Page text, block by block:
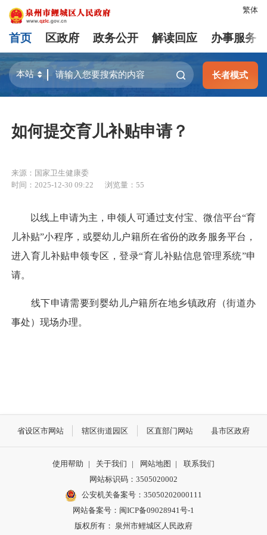
繁体
首页 区政府 政务公开 解读回应 办事服务
长者模式
如何提交育儿补贴申请？
来源：国家卫生健康委
时间：2025-12-30 09:22
浏览量： 55
以线上申请为主，申领人可通过支付宝、微信平台“育
儿补贴”小程序，或婴幼儿户籍所在省份的政务服务平台，
进入育儿补贴申领专区，登录“育儿补贴信息管理系统”申
请。
线下申请需要到婴幼儿户籍所在地乡镇政府（街道办
事处）现场办理。
省设区市网站 辖区街道园区 区直部门网站 县市区政府
使用帮助 | 关于我们 | 网站地图 |
联系我们
网站标识码：3505020002
公安机关备案号：35050202000111
网站备案号：闽ICP备09028941号-1
版权所有： 泉州市鲤城区人民政府